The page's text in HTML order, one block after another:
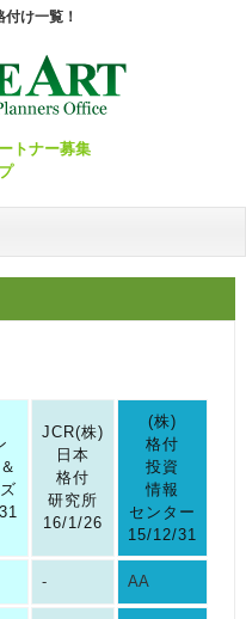
け一覧！
トナー募集
JCR(株)
日本
格付
研究所
16/1/26
(株)
格付
投資
情報
センター
15/12/31
- AA